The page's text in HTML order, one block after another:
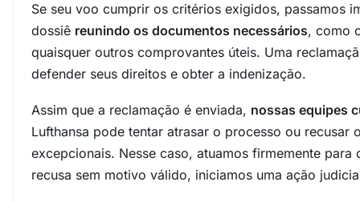
Se seu voo cumprir os critérios exigidos, passamos
dossiê reunindo os documentos necessários, como
quaisquer outros comprovantes úteis. Uma
defender seus direitos e obter a indenização.
Assim que a reclamação é enviada, nossas equipes
Lufthansa pode tentar atrasar o processo ou
excepcionais. Nesse caso, atuamos firmemente
recusa sem motivo válido, iniciamos uma ação